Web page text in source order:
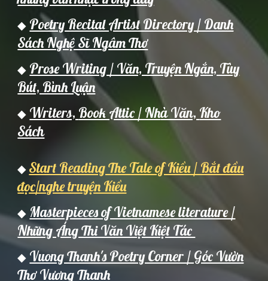
◆ Poetry Recital Artist Directory / Danh
Sách Nghệ Sĩ Ngâm Thơ
◆ Prose Writing / Văn, Truyện Ngắn, Tùy
Bút, Bình Luận
◆ Writers, Book Attic / Nhà Văn, Kho
Sách
◆ Start Reading The Tale of Kiều / Bắt đầu
đọc/nghe truyện Kiều
◆ Masterpieces of Vietnamese literature /
Những Áng Thi Văn Việt Kiệt Tác
◆ Vuong Thanh's Poetry Corner / Góc Vườn
Thơ Vương Thanh